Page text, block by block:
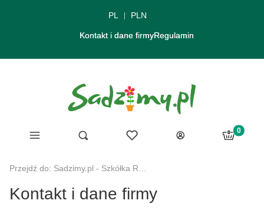
PL PLN
Kontakt i dane firmyRegulamin
Menu Otwórz wyszukiwarkę
Szukaj Ulubione
Zaloguj się
Produkty
Koszyk
Przejdź do: Sadzimy.pl - Szkółka Roślin Ozdobnych
Kontakt i dane firmy